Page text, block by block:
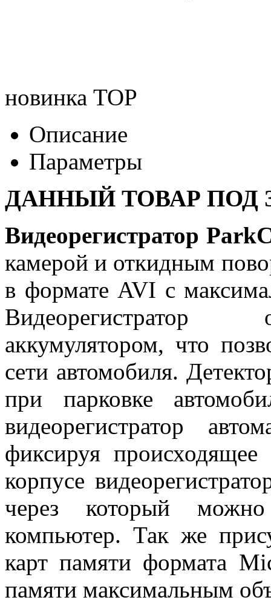
новинка TOP
Описание
Параметры
ДАННЫЙ ТОВАР ПОД
Видеорегистратор
камерой и откидным
в формате AVI с
Видеорегистратор
аккумулятором, что
сети автомобиля.
при парковке
видеорегистратор
фиксируя
корпусе
через который
компьютер. Так же
карт памяти формата
памяти максимальным